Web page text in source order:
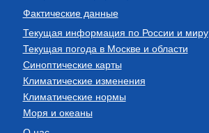
Фактические данные
Текущая информация по России и миру
Текущая погода в Москве и области
Синоптические карты
Климатические изменения
Климатические нормы
Моря и океаны